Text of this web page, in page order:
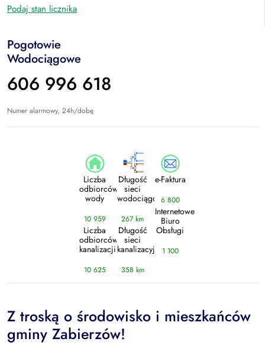
Podaj stan licznika
Pogotowie
Wodociągowe
606 996 618
Numer alarmowy, 24h/dobę
Liczba
odbiorców
wody
10 959
Liczba
odbiorców
kanalizacji
10 625
Długość
sieci
wodociągowej
267 km
Długość
sieci
kanalizacyjnej
358 km
e-Faktura
6 800
Internetowe
Biuro
Obsługi
1 100
Z troską o środowisko i mieszkańców
gminy Zabierzów!